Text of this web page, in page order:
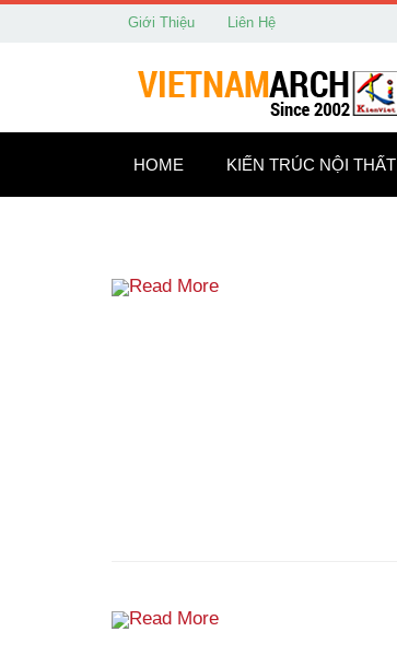
Giới Thiệu Liên Hệ
HOME KIẾN TRÚC NỘI THẤT
Read More
Read More